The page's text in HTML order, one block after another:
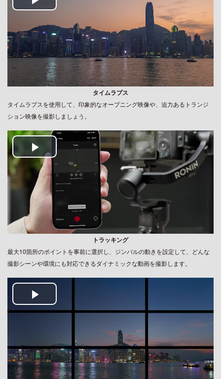
Play
Video
タイムラプス
タイムラプスを使用して、印象的なオープニング映像や、迫力あるトランジ
ション映像を撮影しましょう。
Play
Video
トラッキング
最大10箇所のポイントを事前に選択し、ジンバルの動きを設定して、どんな
撮影シーンや環境にも対応できるダイナミックな動画を撮影します。
Play